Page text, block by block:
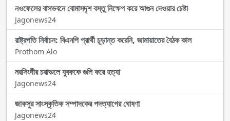
নওফেলের বাসভবনে বোমাসদৃশ বস্তু নিক্ষেপ করে আগুন দেওয়ার চেষ্টা
Jagonews24
রাষ্ট্রপতি নির্বাচন: বিএনপি প্রার্থী চূড়ান্ত করেনি, জামায়াতের বৈঠক কাল
Prothom Alo
নরসিংদীর চরাঞ্চলে যুবককে গুলি করে হত্যা
Jagonews24
জাকসুর সাংস্কৃতিক সম্পাদকের পদত্যাগের ঘোষণা
Jagonews24